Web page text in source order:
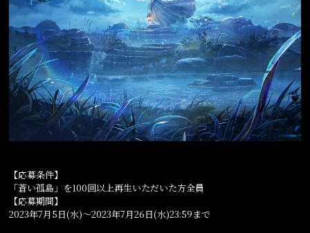
【応募条件】
「蒼い孤島」を100回以上再生いただいた方全員
【応募期間】
2023年7月5日(水)～2023年7月26日(水)23:59まで